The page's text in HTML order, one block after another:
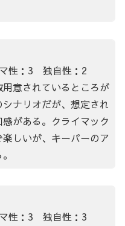
性：3 独自性：2
意されているところが
ナリオだが、想定され
がある。クライマック
しいが、キーパーのア
性：3 独自性：3